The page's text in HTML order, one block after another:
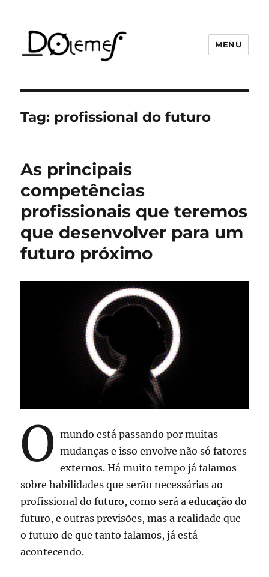
MENU
Tag: profissional do futuro
As principais
competências
profissionais que teremos
que desenvolver para um
futuro próximo
O mundo está passando por muitas
mudanças e isso envolve não só fatores
externos. Há muito tempo já falamos
sobre habilidades que serão necessárias ao
profissional do futuro, como será aeducação do
futuro, e outras previsões, mas a realidade que
o futuro de que tanto falamos, já está
acontecendo.